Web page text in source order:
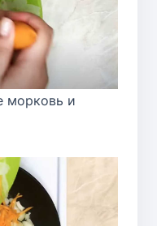
морковь и